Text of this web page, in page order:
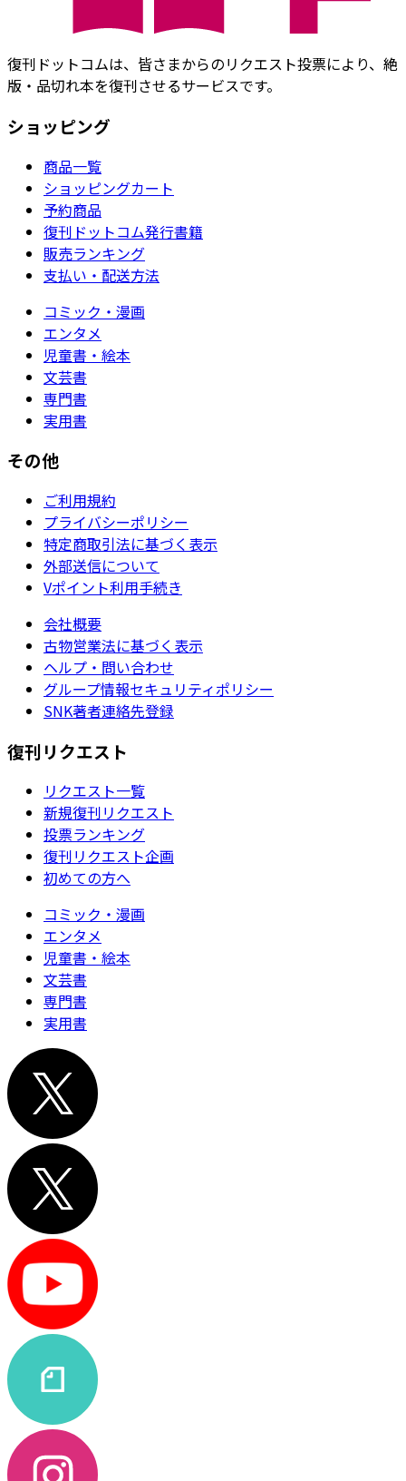
復刊ドットコムは、皆さまからのリクエスト投票により、絶
版・品切れ本を復刊させるサービスです。
ショッピング
商品一覧
ショッピングカート
予約商品
復刊ドットコム発行書籍
販売ランキング
支払い・配送方法
コミック・漫画
エンタメ
児童書・絵本
文芸書
専門書
実用書
その他
ご利用規約
プライバシーポリシー
特定商取引法に基づく表示
外部送信について
Vポイント利用手続き
会社概要
古物営業法に基づく表示
ヘルプ・問い合わせ
グループ情報セキュリティポリシー
SNK著者連絡先登録
復刊リクエスト
リクエスト一覧
新規復刊リクエスト
投票ランキング
復刊リクエスト企画
初めての方へ
コミック・漫画
エンタメ
児童書・絵本
文芸書
専門書
実用書